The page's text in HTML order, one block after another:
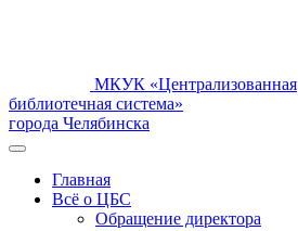
МКУК «Централизованная
библиотечная система»
города Челябинска
Главная
Всё о ЦБС
Обращение директора